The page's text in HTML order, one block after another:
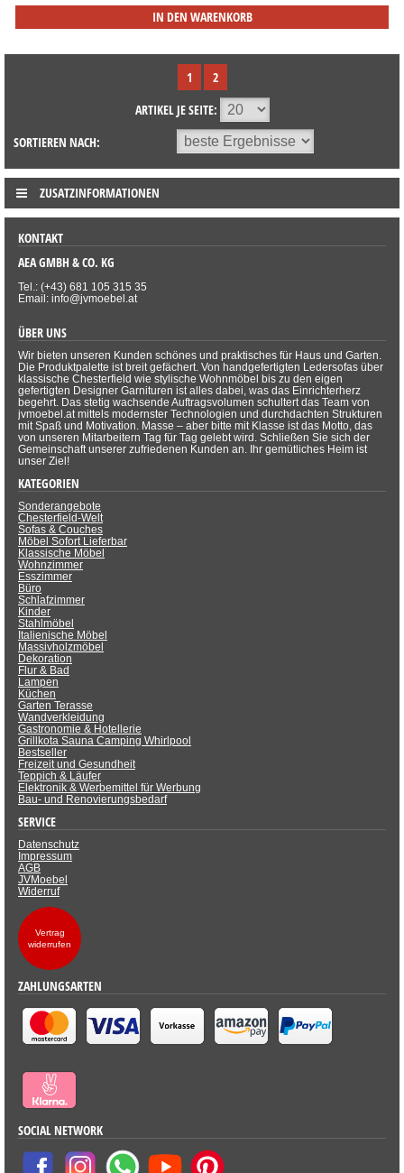
IN DEN WARENKORB
1
2
ARTIKEL JE SEITE:
SORTIEREN NACH:
ZUSATZINFORMATIONEN
KONTAKT
AEA GMBH & CO. KG
Tel.: (+43) 681 105 315 35
Email: info@jvmoebel.at
ÜBER UNS
Wir bieten unseren Kunden schönes und praktisches für Haus und Garten.
Die Produktpalette ist breit gefächert. Von handgefertigten Ledersofas über
klassische Chesterfield wie stylische Wohnmöbel bis zu den eigen
gefertigten Designer Garnituren ist alles dabei, was das Einrichterherz
begehrt. Das stetig wachsende Auftragsvolumen schultert das Team von
jvmoebel.at mittels modernster Technologien und durchdachten Strukturen
mit Spaß und Motivation. Masse – aber bitte mit Klasse ist das Motto, das
von unseren Mitarbeitern Tag für Tag gelebt wird. Schließen Sie sich der
Gemeinschaft unserer zufriedenen Kunden an. Ihr gemütliches Heim ist
unser Ziel!
KATEGORIEN
Sonderangebote
Chesterfield-Welt
Sofas & Couches
Möbel Sofort Lieferbar
Klassische Möbel
Wohnzimmer
Esszimmer
Büro
Schlafzimmer
Kinder
Stahlmöbel
Italienische Möbel
Massivholzmöbel
Dekoration
Flur & Bad
Lampen
Küchen
Garten Terasse
Wandverkleidung
Gastronomie & Hotellerie
Grillkota Sauna Camping Whirlpool
Bestseller
Freizeit und Gesundheit
Teppich & Läufer
Elektronik & Werbemittel für Werbung
Bau- und Renovierungsbedarf
SERVICE
Datenschutz
Impressum
AGB
JVMoebel
Widerruf
Vertrag
widerrufen
ZAHLUNGSARTEN
SOCIAL NETWORK